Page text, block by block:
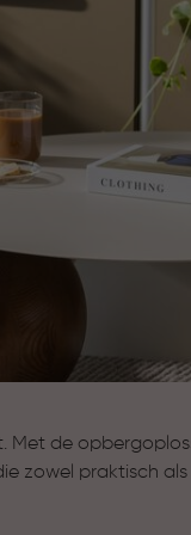
Met de
zowel praktisch
houden. Zo wordt